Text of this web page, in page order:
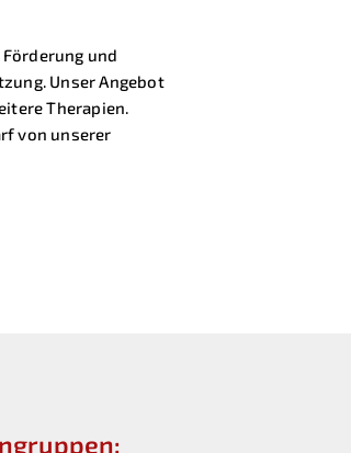
und
Unser Angebot
Therapien.
von unserer